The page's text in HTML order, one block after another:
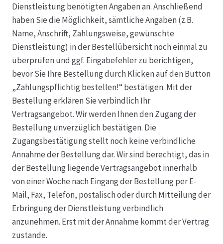
Dienstleistung benötigten Angaben an. Anschließend
haben Sie die Möglichkeit, sämtliche Angaben (z.B.
Name, Anschrift, Zahlungsweise, gewünschte
Dienstleistung) in der Bestellübersicht noch einmal zu
überprüfen und ggf. Eingabefehler zu berichtigen,
bevor Sie Ihre Bestellung durch Klicken auf den Button
„Zahlungspflichtig bestellen!“ bestätigen. Mit der
Bestellung erklären Sie verbindlich Ihr
Vertragsangebot. Wir werden Ihnen den Zugang der
Bestellung unverzüglich bestätigen. Die
Zugangsbestätigung stellt noch keine verbindliche
Annahme der Bestellung dar. Wir sind berechtigt, das in
der Bestellung liegende Vertragsangebot innerhalb
von einer Woche nach Eingang der Bestellung per E-
Mail, Fax, Telefon, postalisch oder durch Mitteilung der
Erbringung der Dienstleistung verbindlich
anzunehmen. Erst mit der Annahme kommt der Vertrag
zustande.